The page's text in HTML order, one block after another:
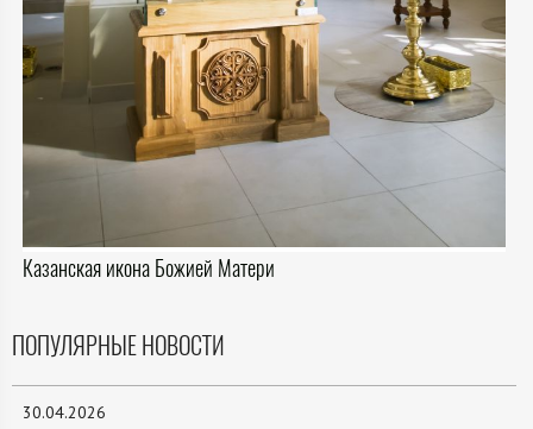
Казанская икона Божией Матери
ПОПУЛЯРНЫЕ НОВОСТИ
30.04.2026